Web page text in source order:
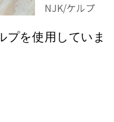
NJK/ケルプ
プを使用していま